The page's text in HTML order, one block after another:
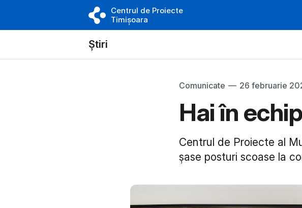
Centrul de Proiecte
Timișoara
Știri
Comunicate — 26 februarie
Hai în
Centrul de Proiecte al
șase posturi scoase la